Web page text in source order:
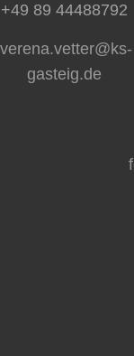
+49 89 44488792
verena.vetter@ks-
gasteig.de